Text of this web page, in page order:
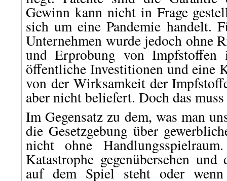
Gewinn kann nicht in Frage
sich um eine Pandemie handelt.
Unternehmen wurde jedoch ohne
und Erprobung von Impfstoffen
öffentliche Investitionen und eine
von der Wirksamkeit der
aber nicht beliefert. Doch das
Im Gegensatz zu dem, was man
die Gesetzgebung über
nicht ohne
Katastrophe gegenübersehen
auf dem Spiel steht oder